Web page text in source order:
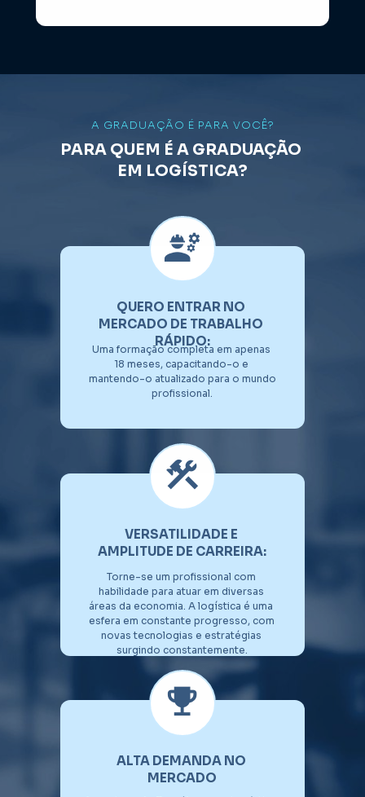
PARA QUEM É A GRADUAÇÃO
EM LOGÍSTICA?
A GRADUAÇÃO É PARA VOCÊ?
Uma formação completa em apenas
18 meses, capacitando-o e
mantendo-o atualizado para o mundo
profissional.
QUERO ENTRAR NO
MERCADO DE TRABALHO
RÁPIDO:
Torne-se um profissional com
habilidade para atuar em diversas
áreas da economia. A logística é uma
esfera em constante progresso, com
novas tecnologias e estratégias
surgindo constantemente.
VERSATILIDADE E
AMPLITUDE DE CARREIRA:
ALTA DEMANDA NO
MERCADO